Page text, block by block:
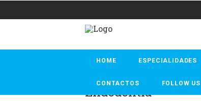
HOME ESPECIALIDADES
CONTACTOS FOLLOW US
Endodontia